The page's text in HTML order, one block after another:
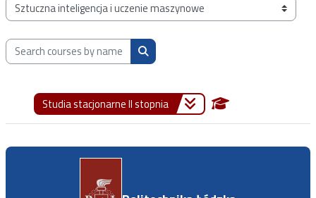
Course categories
Search courses by name, description or teacher
Search courses by name, description
Studia stacjonarne II stopnia